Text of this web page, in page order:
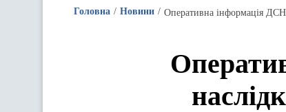
Головна Новини Оперативна інформація